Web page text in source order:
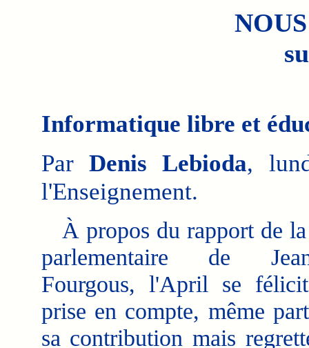
Informatique libre et
Par Denis Lebioda,
l'Enseignement.
À propos du rapport de
parlementaire de
Fourgous, l'April se
prise en compte, même
sa contribution mais